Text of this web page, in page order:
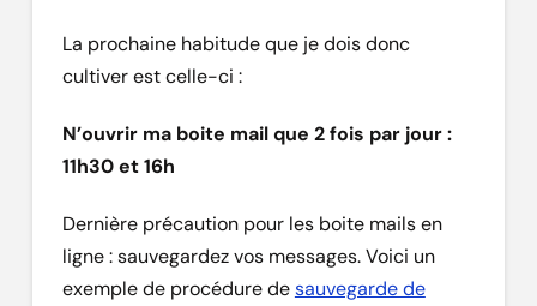
La prochaine habitude que je dois donc
cultiver est celle-ci :
N’ouvrir ma boite mail que 2 fois par jour :
11h30 et 16h
Dernière précaution pour les boite mails en
ligne : sauvegardez vos messages. Voici un
exemple de procédure desauvegarde de